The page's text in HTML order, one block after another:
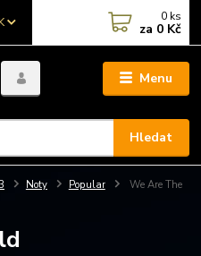
Menu
Hledat
0 ks
za 0 Kč
Noty Popular
We Are The